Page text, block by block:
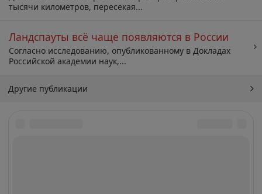
тысячи километров, пересекая...
Ландспауты всё чаще появляются в России
Согласно исследованию, опубликованному в Докладах
Российской академии наук,...
Другие публикации